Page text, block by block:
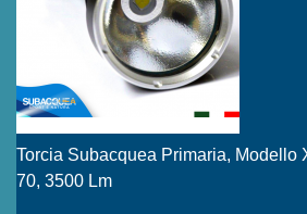
Torcia Subacquea Primaria, Modello
70, 3500 Lm